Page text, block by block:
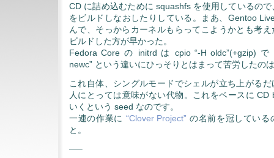
CD に詰め込むために squashfs を使用しているの
をビルドしなおしたりしている。まあ、Gentoo
んで、そっからカーネルもらってこようかとも考
ビルドした方が早かった。
Fedora Core の initrd は cpio “-H oldc”(+gzip)
newc” という違いにひっそりとはまって苦労したの
これ自体、シングルモードでシェルが立ち上がる
人にとっては意味がない代物。これをベースに CD
いくという seed なのです。
一連の作業に “Clover Project” の名前を冠している
と。
—–